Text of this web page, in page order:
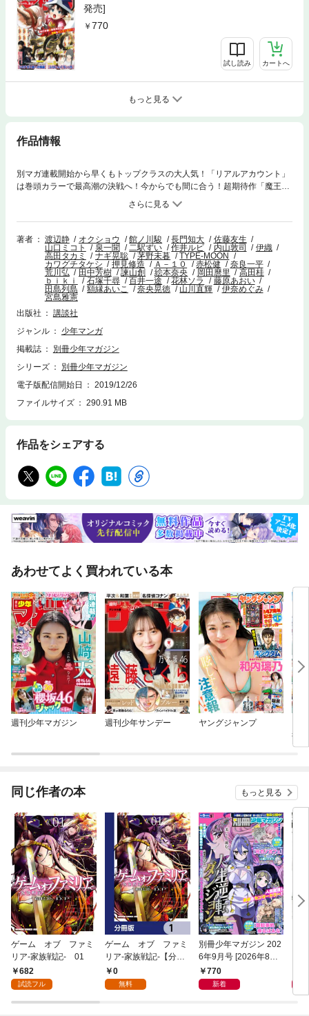
発売]
770
試し読み カートへ
もっと見る
作品情報
別マガ連載開始から早くもトップクラスの大人気！「リアルアカウント」
は巻頭カラーで最高潮の決戦へ！今からでも間に合う！超期待作「魔王さ
まの抜き打ちダンジョン視察」は新連載第2話目掲載です！そして超人気
ダークファンタジー「進撃の巨人」も、もちろん連載中！※電子版には特
製カレンダー付録はついておりません。
著者
渡辺静 オクショウ 館ノ川駿 長門知大
佐藤友生
山口ミコト
泉一聞 二駅ずい 作井ルビ 内山敦司
伊織
高田タカミ
ナギ晃聡 茅野未暮
TYPE-MOON
カワグチタケシ
押見修造 Ａ－１０ 赤松健
奈良一平
荒川弘
田中芳樹 諫山創 絵本奈央 岡田麿里
高田桂
ｂｉｋｉ
石塚千尋 百井一途 花林ソラ
藤原あおい
田島列島
額縁あいこ 奈央晃徳 山川直輝
伊奈めぐみ
宮島雅憲
出版社
講談社
ジャンル
少年マンガ
掲載誌
別冊少年マガジン
シリーズ
別冊少年マガジン
電子版配信開始日
2019/12/26
ファイルサイズ
290.91 MB
作品をシェアする
あわせてよく買われている本
週刊少年マガジン 週刊少年サンデー ヤングジャンプ
行
が
同じ作者の本 もっと見る
ゲーム オブ ファミ
リア-家族戦記- 01
682
試読フル
ゲーム オブ ファミ
リア-家族戦記-【分冊
版】 1
0
無料
別冊少年マガジン 202
6年9月号 [2026年8月7
日発売]
770
新着